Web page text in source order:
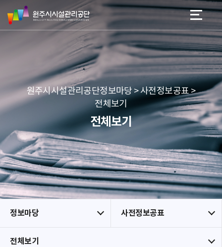
네
본문 바로가기
메뉴 바로가기
원
주
시
리
공
단
원주시시설관리공단정보마당 > 사전정보공표 >
전체보기
전체보기
정보마당 사전정보공표
전체보기